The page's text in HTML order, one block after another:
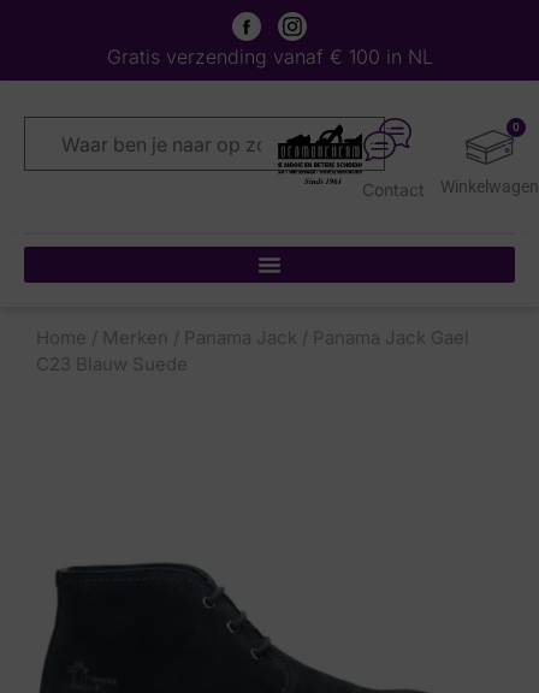
Gratis verzending vanaf € 100 in NL
0
Contact
Home / Merken / Panama Jack / Panama Jack Gael
C23 Blauw Suede